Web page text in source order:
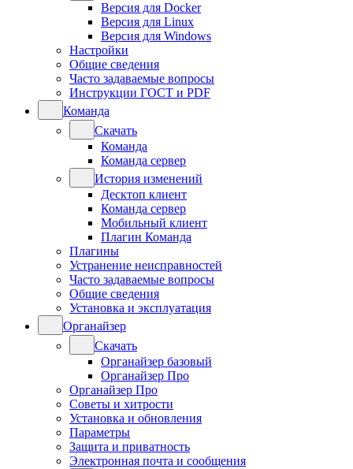
Версия для Docker
Версия для Linux
Версия для Windows
Настройки
Общие сведения
Часто задаваемые вопросы
Инструкции ГОСТ и PDF
Команда
Скачать
Команда
Команда сервер
История изменений
Десктоп клиент
Команда сервер
Мобильный клиент
Плагин Команда
Плагины
Устранение неисправностей
Часто задаваемые вопросы
Общие сведения
Установка и эксплуатация
Органайзер
Скачать
Органайзер базовый
Органайзер Про
Органайзер Про
Советы и хитрости
Установка и обновления
Параметры
Защита и приватность
Электронная почта и сообщения